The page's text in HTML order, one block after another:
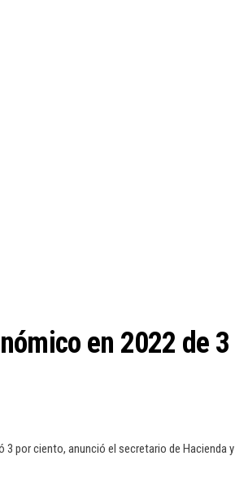
en 2022 de 3
por ciento, anunció el secretario de Hacienda y